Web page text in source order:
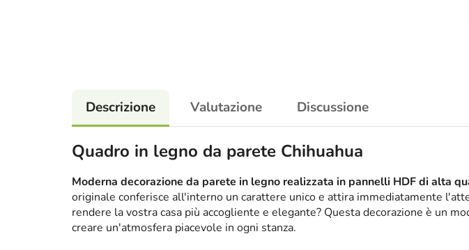
Descrizione Valutazione Discussione
Quadro in legno da parete Chihuahua
Moderna decorazione da parete in legno realizzata in pannelli HDF di alta
originale conferisce all'interno un carattere unico e attira immediatamente
rendere la vostra casa più accogliente e elegante? Questa decorazione è un
creare un'atmosfera piacevole in ogni stanza.